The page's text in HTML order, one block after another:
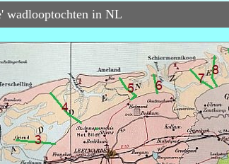
wadlooptochten in NL